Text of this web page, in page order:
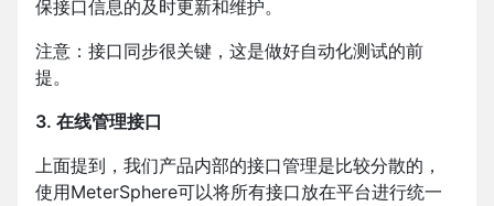
保接口信息的及时更新和维护。
注意：接口同步很关键，这是做好自动化测试的前
提。
3. 在线管理接口
上面提到，我们产品内部的接口管理是比较分散的，
使用MeterSphere可以将所有接口放在平台进行统一